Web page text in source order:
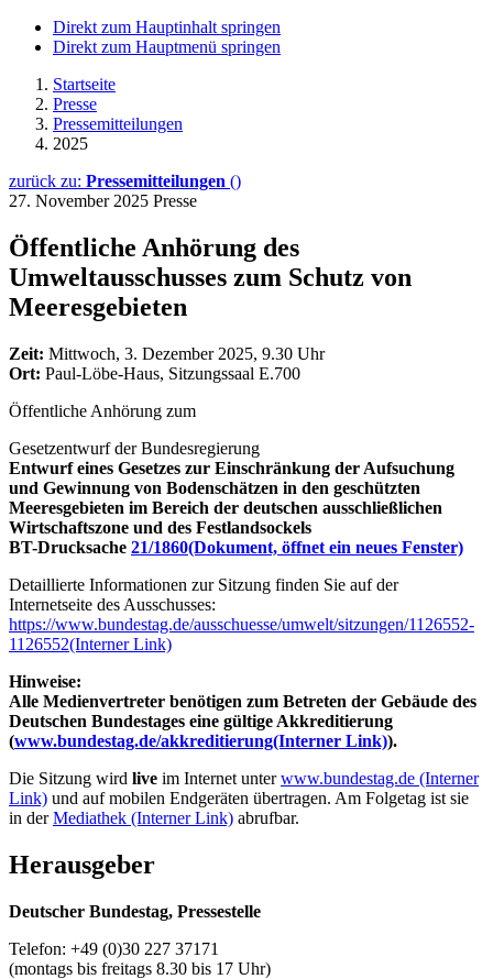
Direkt zum Hauptinhalt springen
Direkt zum Hauptmenü springen
Startseite
Presse
Pressemitteilungen
2025
zurück zu: Pressemitteilungen ()
27. November 2025 Presse
Öffentliche Anhörung des
Umweltausschusses zum Schutz von
Meeresgebieten
Zeit: Mittwoch, 3. Dezember 2025, 9.30 Uhr
Ort: Paul-Löbe-Haus, Sitzungssaal E.700
Öffentliche Anhörung zum
Gesetzentwurf der Bundesregierung
Entwurf eines Gesetzes zur Einschränkung der Aufsuchung
und Gewinnung von Bodenschätzen in den geschützten
Meeresgebieten im Bereich der deutschen ausschließlichen
Wirtschaftszone und des Festlandsockels
BT-Drucksache 21/1860(Dokument, öffnet ein neues Fenster)
Detaillierte Informationen zur Sitzung finden Sie auf der
Internetseite des Ausschusses:
https://www.bundestag.de/ausschuesse/umwelt/sitzungen/1126552-
1126552(Interner Link)
Hinweise:
Alle Medienvertreter benötigen zum Betreten der Gebäude des
Deutschen Bundestages eine gültige Akkreditierung
(www.bundestag.de/akkreditierung(Interner Link)).
Die Sitzung wird live im Internet unterwww.bundestag.de (Interner
Link) und auf mobilen Endgeräten übertragen. Am Folgetag ist sie
in derMediathek (Interner Link) abrufbar.
Herausgeber
Deutscher Bundestag, Pressestelle
Telefon: +49 (0)30 227 37171
(montags bis freitags 8.30 bis 17 Uhr)